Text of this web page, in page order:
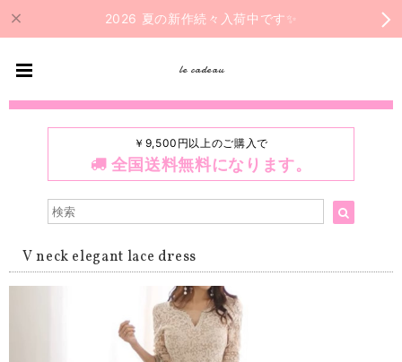
2026 夏の新作続々入荷中です✨
le cadeau
￥9,500円以上のご購入で
全国送料無料になります。
V neck elegant lace dress